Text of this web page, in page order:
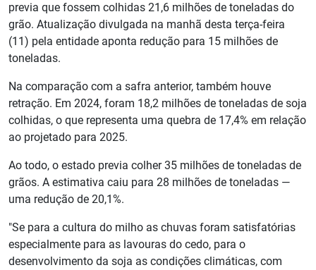
previa que fossem colhidas 21,6 milhões de toneladas do
grão. Atualização divulgada na manhã desta terça-feira
(11) pela entidade aponta redução para 15 milhões de
toneladas.
Na comparação com a safra anterior, também houve
retração. Em 2024, foram 18,2 milhões de toneladas de soja
colhidas, o que representa uma quebra de 17,4% em relação
ao projetado para 2025.
Ao todo, o estado previa colher 35 milhões de toneladas de
grãos. A estimativa caiu para 28 milhões de toneladas —
uma redução de 20,1%.
"Se para a cultura do milho as chuvas foram satisfatórias
especialmente para as lavouras do cedo, para o
desenvolvimento da soja as condições climáticas, com